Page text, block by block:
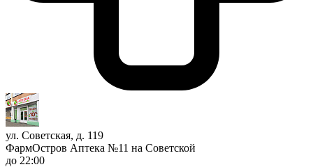
ул. Советская, д. 119
ФармОстров Аптека №11 на Советской
до 22:00